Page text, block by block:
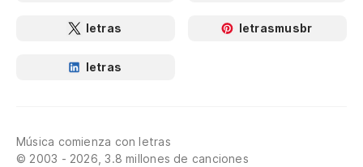
letras letrasmusbr
letras
Música comienza con letras
© 2003 - 2026, 3.8 millones de canciones